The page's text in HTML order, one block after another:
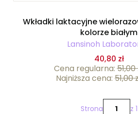
Wkładki laktacyjne
kolorze białym
Lansinoh
40,80 zł
Cena regularna:51,00
Najniższa cena: 51,00
Strona z 1